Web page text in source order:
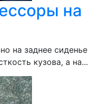
на
на заднее сиденье
кузова, а на...